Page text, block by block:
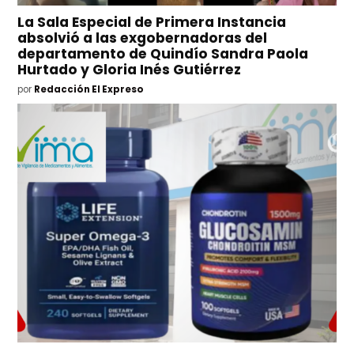
La Sala Especial de Primera Instancia
absolvió a las exgobernadoras del
departamento de Quindío Sandra Paola
Hurtado y Gloria Inés Gutiérrez
por Redacción El Expreso